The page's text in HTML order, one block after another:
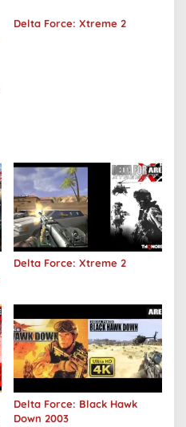
Delta Force: Xtreme 2
Delta Force: Xtreme 2
Delta Force: Black Hawk
Down 2003